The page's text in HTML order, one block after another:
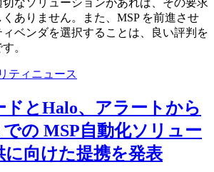
なソリューションがあれば、その要求
ありません。また、MSP を前進させ
ベンダを選択することは、良い評判を
。
ティニュース
ドとHalo、アラートから
の MSP自動化ソリュー
に向けた提携を発表